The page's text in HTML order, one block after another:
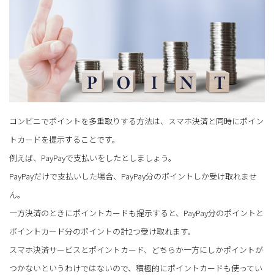
コンビニでポイントを多重取りする方法は、スマホ決済と同時にポイン
トカードを提示することです。
例えば、PayPayで支払いをしたとしましょう。
PayPayだけで支払いした場合、PayPay分のポイントしか受け取れませ
ん。
一方決済のときにポイントカードも提示すると、PayPay分のポイントと
ポイントカード分のポイントの計2つ受け取れます。
スマホ決済サービスとポイントカード、どちらか一方にしかポイントが
つかないというわけではないので、積極的にポイントカードも使ってい